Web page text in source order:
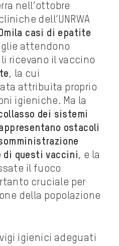
nell’ottobre
dell’UNRWA
casi di epatite
attendono
ricevano il vaccino
, la cui
attribuita proprio
igieniche. Ma la
dei sistemi
ostacoli
questi vaccini, e la
il fuoco
cruciale per
della popolazione
igienici adeguati